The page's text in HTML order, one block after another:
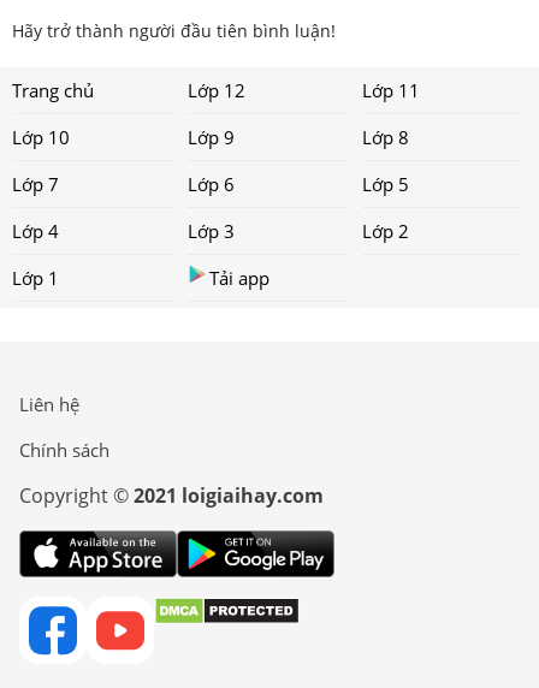
Hãy trở thành người đầu tiên bình luận!
Trang chủ Lớp 12
Lớp 11
Lớp 10
Lớp 9
Lớp 8
Lớp 7
Lớp 6
Lớp 5
Lớp 4
Lớp 3
Lớp 2
Lớp 1
Tải app
Liên hệ
Chính sách
Copyright ©2021 loigiaihay.com